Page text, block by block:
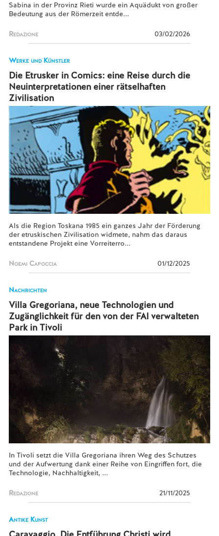
Sabina in der Provinz Rieti wurde ein Aquädukt von großer
Bedeutung aus der Römerzeit entde...
Redazione 03/02/2026
Werke und Künstler
Die Etrusker in Comics: eine Reise durch die
Neuinterpretationen einer rätselhaften
Zivilisation
Als die Region Toskana 1985 ein ganzes Jahr der Förderung
der etruskischen Zivilisation widmete, nahm das daraus
entstandene Projekt eine Vorreiterro...
Noemi Capoccia 01/12/2025
Nachrichten
Villa Gregoriana, neue Technologien und
Zugänglichkeit für den von der FAI verwalteten
Park in Tivoli
In Tivoli setzt die Villa Gregoriana ihren Weg des Schutzes
und der Aufwertung dank einer Reihe von Eingriffen fort, die
Technologie, Nachhaltigkeit, ...
Redazione 21/11/2025
Antike Kunst